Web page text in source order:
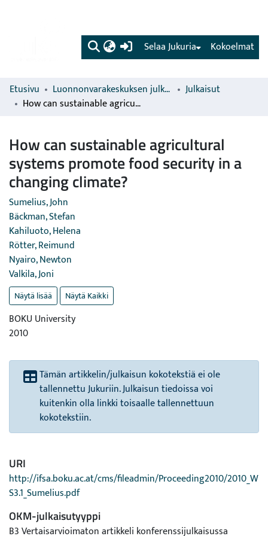
(current) Kokoelmat
Selaa Jukuria
Etusivu Luonnonvarakeskuksen julkaisut
Julkaisut
How can sustainable agricultural systems promote food security in a changing climate?
How can sustainable agricultural
systems promote food security in a
changing climate?
Sumelius, John
Bäckman, Stefan
Kahiluoto, Helena
Rötter, Reimund
Nyairo, Newton
Valkila, Joni
Näytä lisää Näytä Kaikki
BOKU University
2010
Tämän artikkelin/julkaisun kokotekstiä ei ole
tallennettu Jukuriin. Julkaisun tiedoissa voi
kuitenkin olla linkki toisaalle tallennettuun
kokotekstiin.
URI
http://ifsa.boku.ac.at/cms/fileadmin/Proceeding2010/2010_W
S3.1_Sumelius.pdf
OKM-julkaisutyyppi
B3 Vertaisarvioimaton artikkeli konferenssijulkaisussa